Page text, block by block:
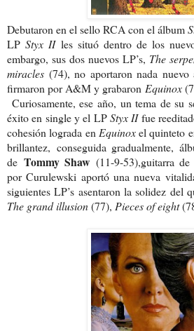
Debutaron en el sello RCA con el álbum
LP Styx IIles situó dentro de los
embargo, sus dos nuevos LP’s, The
miracles (74), no aportaron nada
firmaron por A&M y grabaron Equinox
Curiosamente, ese año, un tema de su
éxito en single y el LPStyx IIfue
cohesión lograda en Equinoxel quinteto
brillantez, conseguida gradualmente,
de Tommy Shaw (11-9-53),guitarra
por Curulewski aportó una nueva
siguientes LP’s asentaron la solidez del
The grand illusion(77), Pieces of eight